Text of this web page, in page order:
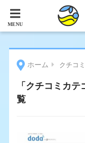
ホーム クチコ
「クチコミカテ
覧